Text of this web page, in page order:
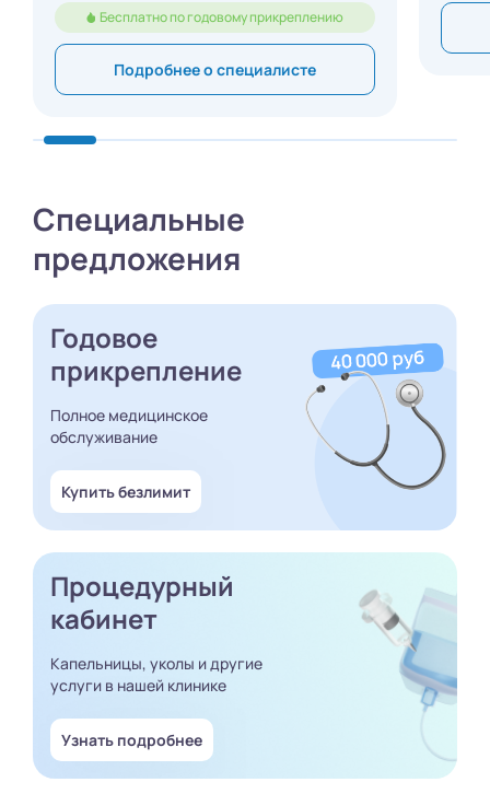
Бесплатно по годовому прикреплению
Подробнее о специалисте
Специальные
предложения
Годовое
прикрепление
Полное медицинское
обслуживание
Купить безлимит
Процедурный
кабинет
Капельницы, уколы и другие
услуги в нашей клинике
Узнать подробнее